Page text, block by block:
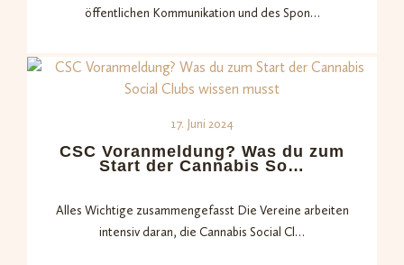
öffentlichen Kommunikation und des Spon…
17. Juni 2024
CSC Voranmeldung? Was du zum
Start der Cannabis So…
Alles Wichtige zusammengefasst Die Vereine arbeiten
intensiv daran, die Cannabis Social Cl…